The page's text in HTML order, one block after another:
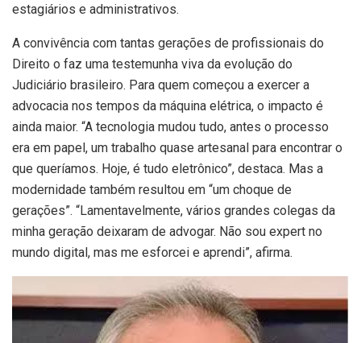
estagiários e administrativos.
A convivência com tantas gerações de profissionais do
Direito o faz uma testemunha viva da evolução do
Judiciário brasileiro. Para quem começou a exercer a
advocacia nos tempos da máquina elétrica, o impacto é
ainda maior. “A tecnologia mudou tudo, antes o processo
era em papel, um trabalho quase artesanal para encontrar o
que queríamos. Hoje, é tudo eletrônico”, destaca. Mas a
modernidade também resultou em “um choque de
gerações”. “Lamentavelmente, vários grandes colegas da
minha geração deixaram de advogar. Não sou expert no
mundo digital, mas me esforcei e aprendi”, afirma.